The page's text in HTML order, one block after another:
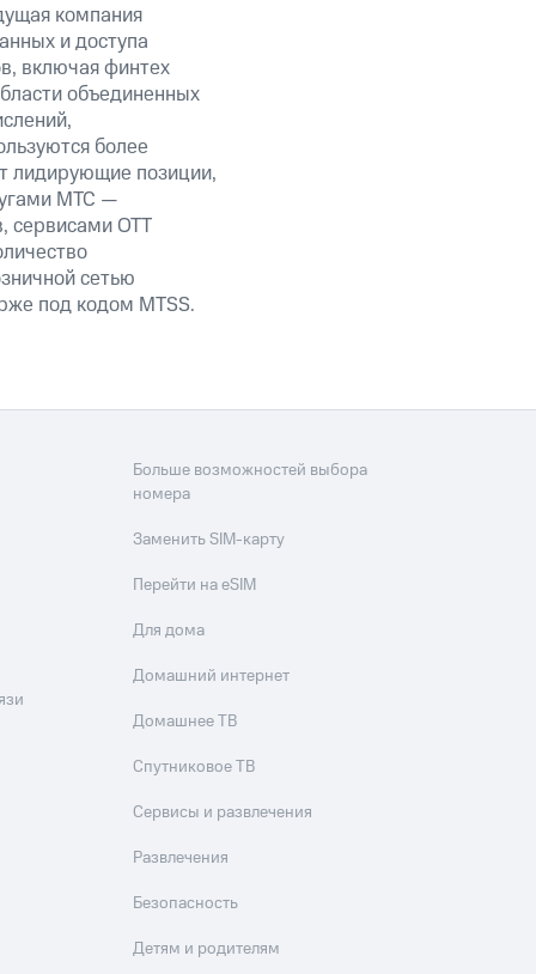
компания
и доступа
включая финтех
объединенных
более
лидирующие позиции,
МТС —
сервисами OTT
сетью
под кодом MTSS.
Больше возможностей выбора
номера
Заменить SIM-карту
Перейти на eSIM
Для дома
Домашний интернет
Домашнее ТВ
Спутниковое ТВ
Сервисы и развлечения
Развлечения
Безопасность
Детям и родителям